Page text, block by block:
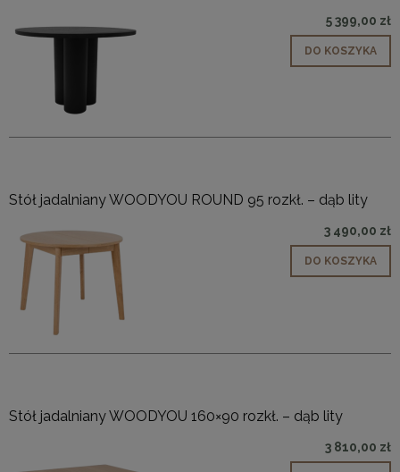
5 399,00 zł
DO KOSZYKA
Stół jadalniany WOODYOU ROUND 95 rozkł. – dąb lity
3 490,00 zł
DO KOSZYKA
Stół jadalniany WOODYOU 160×90 rozkł. – dąb lity
3 810,00 zł